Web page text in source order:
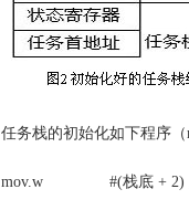
任务栈的初始化如下程序
mov.w #(栈底 + 2) ,